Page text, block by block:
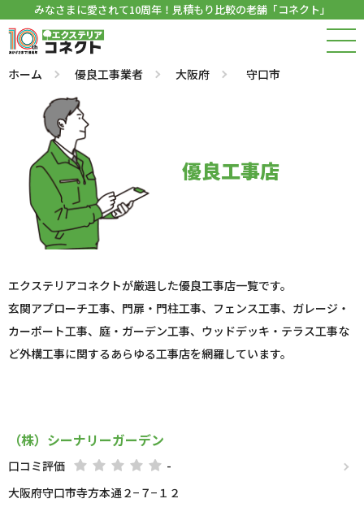
みなさまに愛されて10周年！見積もり比較の老舗「コネクト」
ホーム 優良工事業者 大阪府 守口市
優良工事店
エクステリアコネクトが厳選した優良工事店一覧です。
玄関アプローチ工事、門扉・門柱工事、フェンス工事、ガレージ・
カーポート工事、庭・ガーデン工事、ウッドデッキ・テラス工事な
ど外構工事に関するあらゆる工事店を網羅しています。
（株）シーナリーガーデン
口コミ評価
-
大阪府守口市寺方本通２−７−１２